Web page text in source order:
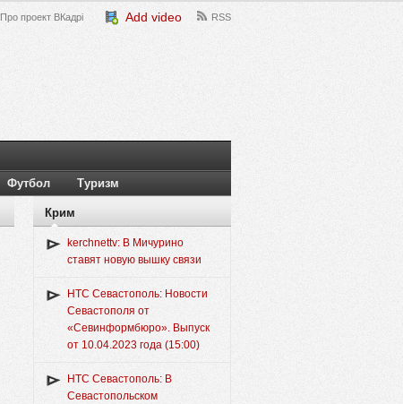
Про проект ВКадрі Add video RSS
Футбол Туризм
Крим
kerchnettv: В Мичурино
ставят новую вышку связи
НТС Севастополь: Новости
Севастополя от
«Севинформбюро». Выпуск
от 10.04.2023 года (15:00)
НТС Севастополь: В
Севастопольском